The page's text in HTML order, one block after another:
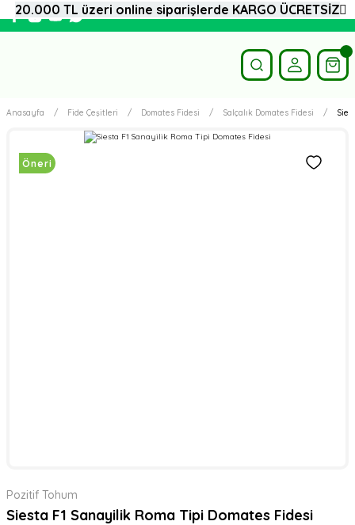
Anasayfa Fide Çeşitleri Domates Fidesi Salçalık Domates Fidesi
Öneri
Pozitif Tohum
Siesta F1 Sanayilik Roma Tipi Domates Fidesi
20.000 TL üzeri online siparişlerde KARGO ÜCRETSİZ